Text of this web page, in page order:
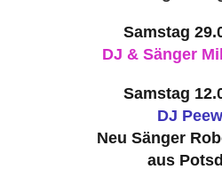
Samstag
DJ & Sänger
Samstag
DJ
Neu Sänger
aus